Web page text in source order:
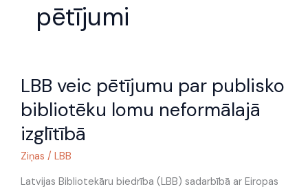
pētījumi
LBB veic pētījumu par publisko
bibliotēku lomu neformālajā
izglītībā
Ziņas / LBB
Latvijas Bibliotekāru biedrība (LBB) sadarbībā ar Eiropas
veic
par
publisko
bibliotēku
lomu
neformālajā